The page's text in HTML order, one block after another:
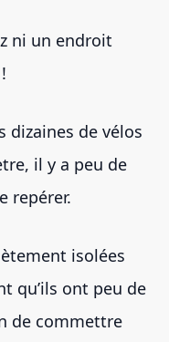
ni un endroit
dizaines de vélos
il y a peu de
repérer.
isolées
qu’ils ont peu de
de commettre